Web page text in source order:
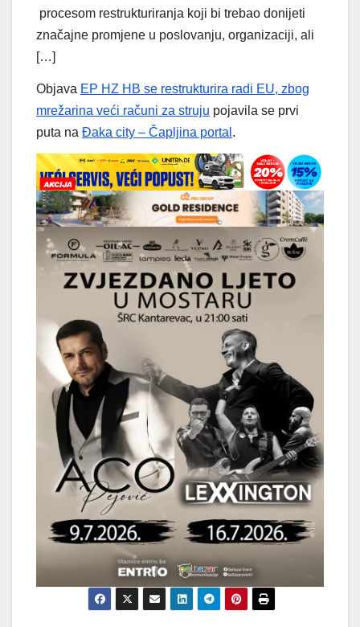
procesom restrukturiranja koji bi trebao donijeti
značajne promjene u poslovanju, organizaciji, ali
[…]
Objava EP HZ HB se restrukturira radi EU, zbog
mrežarina veći računi za struju pojavila se prvi
puta na Đaka city – Čapljina portal .